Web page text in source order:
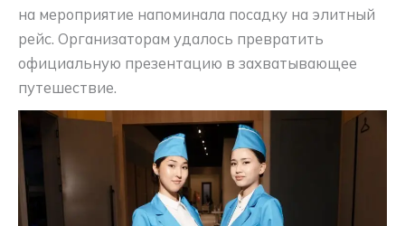
на мероприятие напоминала посадку на элитный
рейс. Организаторам удалось превратить
официальную презентацию в захватывающее
путешествие.